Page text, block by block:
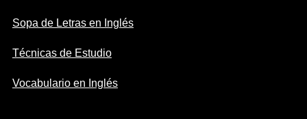
Sopa de Letras en Inglés
Técnicas de Estudio
Vocabulario en Inglés